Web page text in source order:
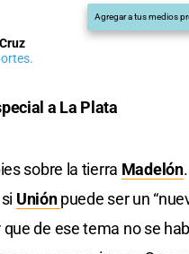
Agregar a tus medios
a La Plata
sobre la tierra Madelón
Uniónpuede ser un
de ese tema no se